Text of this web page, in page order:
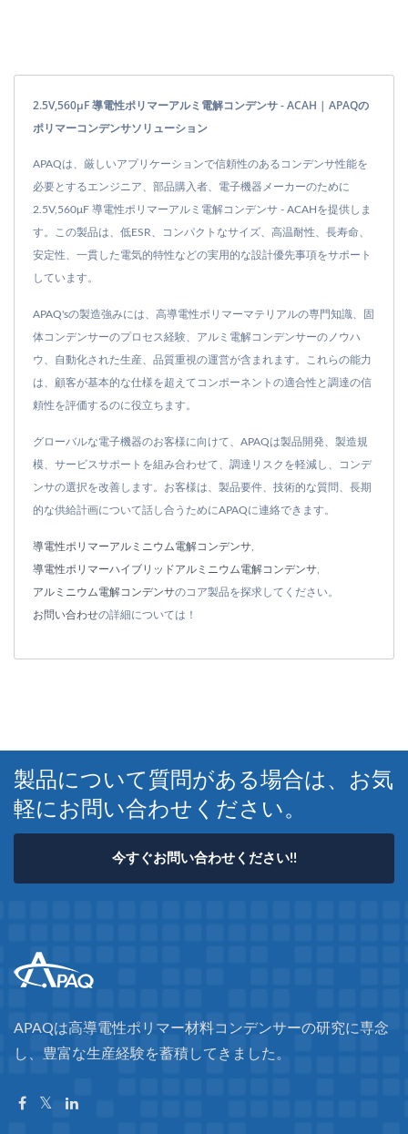
2.5V,560μF 導電性ポリマーアルミ電解コンデンサ - ACAH | APAQの
ポリマーコンデンサソリューション
APAQは、厳しいアプリケーションで信頼性のあるコンデンサ性能を
必要とするエンジニア、部品購入者、電子機器メーカーのために
2.5V,560μF 導電性ポリマーアルミ電解コンデンサ - ACAHを提供しま
す。この製品は、低ESR、コンパクトなサイズ、高温耐性、長寿命、
安定性、一貫した電気的特性などの実用的な設計優先事項をサポート
しています。
APAQ'sの製造強みには、高導電性ポリマーマテリアルの専門知識、固
体コンデンサーのプロセス経験、アルミ電解コンデンサーのノウハ
ウ、自動化された生産、品質重視の運営が含まれます。これらの能力
は、顧客が基本的な仕様を超えてコンポーネントの適合性と調達の信
頼性を評価するのに役立ちます。
グローバルな電子機器のお客様に向けて、APAQは製品開発、製造規
模、サービスサポートを組み合わせて、調達リスクを軽減し、コンデ
ンサの選択を改善します。お客様は、製品要件、技術的な質問、長期
的な供給計画について話し合うためにAPAQに連絡できます。
導電性ポリマーアルミニウム電解コンデンサ,
導電性ポリマーハイブリッドアルミニウム電解コンデンサ,
アルミニウム電解コンデンサのコア製品を探求してください。
お問い合わせの詳細については！
製品について質問がある場合は、お気
軽にお問い合わせください。
今すぐお問い合わせください!!
APAQは高導電性ポリマー材料コンデンサーの研究に専念
し、豊富な生産経験を蓄積してきました。